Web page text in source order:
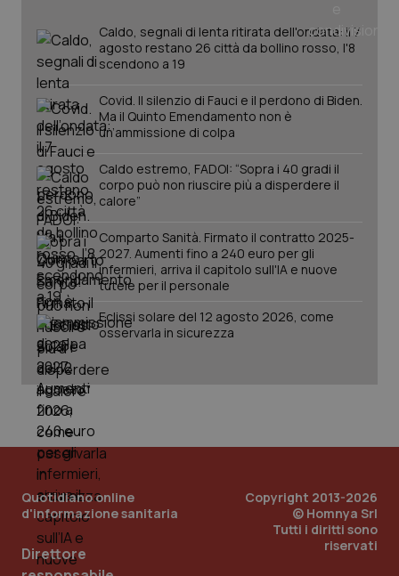
Quotidiano Oncologia
Quotidiano Pediatria
Rene & patologie urogenitali
Salute orale & impianti
Sangue & coagulazione
Tiroide
Tumore al seno
Tumore ovarico
Tumori del Polmone & Testa Collo
Tumori gastrointestinali
Ulcera & Reflusso
Vaccini
Caldo, segnali di lenta ritirata dell'ondata: il 7
agosto restano 26 città da bollino rosso, l'8
scendono a 19
Covid. Il silenzio di Fauci e il perdono di Biden.
Ma il Quinto Emendamento non è
un’ammissione di colpa
Caldo estremo, FADOI: “Sopra i 40 gradi il
corpo può non riuscire più a disperdere il
calore”
Comparto Sanità. Firmato il contratto 2025-
2027. Aumenti fino a 240 euro per gli
infermieri, arriva il capitolo sull'IA e nuove
tutele per il personale
Eclissi solare del 12 agosto 2026, come
osservarla in sicurezza
Quotidiano online
d'informazione sanitaria
Direttore
Copyright 2013-2026
© Homnya Srl
Tutti i diritti sono
riservati
CookieScriptConsent
CookieScript
tracking-sites-ironfish-
tracking-enable
www.quotidianosanita.it